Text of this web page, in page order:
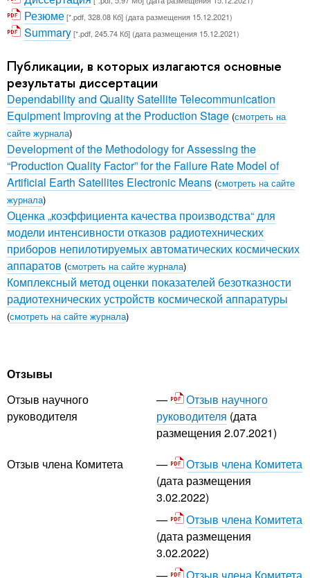
Резюме[*.pdf, 328.08 Кб] (дата размещения 15.12.2021)
Summary[*.pdf, 245.74 Кб] (дата размещения 15.12.2021)
Публикации, в которых излагаются основные
результаты диссертации
Dependability and Quality Satellite Telecommunication
Equipment Improving at the Production Stage (смотреть на
сайте журнала)
Development of the Methodology for Assessing the
“Production Quality Factor” for the Failure Rate Model of
Artificial Earth Satellites Electronic Means (смотреть на сайте
журнала)
Оценка „коэффициента качества производства“ для
модели интенсивности отказов радиотехнических
приборов непилотируемых автоматических космических
аппаратов (смотреть на сайте журнала)
Комплексный метод оценки показателей безотказности
радиотехнических устройств космической аппаратуры
(смотреть на сайте журнала)
Отзывы
Отзыв научного
руководителя
Отзыв научного
руководителя (дата
размещения 2.07.2021)
Отзыв члена Комитета
Отзыв члена Комитета
(дата размещения
3.02.2022)
Отзыв члена Комитета
(дата размещения
3.02.2022)